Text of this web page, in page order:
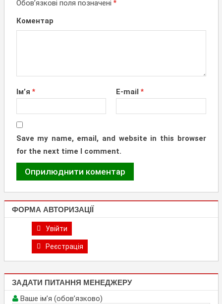
Обов’язкові поля позначені *
Коментар
Ім’я * E-mail *
Save my name, email, and website in this browser
for the next time I comment.
ФОРМА АВТОРИЗАЦІЇ
Увійти
Реєстрація
ЗАДАТИ ПИТАННЯ МЕНЕДЖЕРУ
Ваше ім’я (обов’язково)